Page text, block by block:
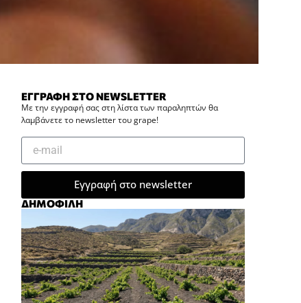
ΕΓΓΡΑΦΗ ΣΤΟ NEWSLETTER
Με την εγγραφή σας στη λίστα των παραληπτών θα
λαμβάνετε το newsletter του grape!
Εγγραφή στο newsletter
ΔΗΜΟΦΙΛΗ